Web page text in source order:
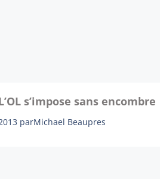
s’impose sans encombre
parMichael Beaupres